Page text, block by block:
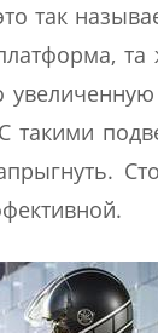
так
такими